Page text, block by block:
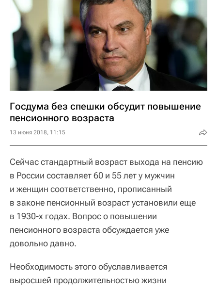
Госдума без спешки обсудит повышение
пенсионного возраста‍
13 июня 2018, 11:15
Сейчас стандартный возраст выхода на пенсию
в России составляет 60 и 55 лет у мужчин
и женщин соответственно, прописанный
в законе пенсионный возраст установили еще
в 1930-х годах. Вопрос о повышении
пенсионного возраста обсуждается уже
довольно давно.
Необходимость этого обуславливается
выросшей продолжительностью жизни